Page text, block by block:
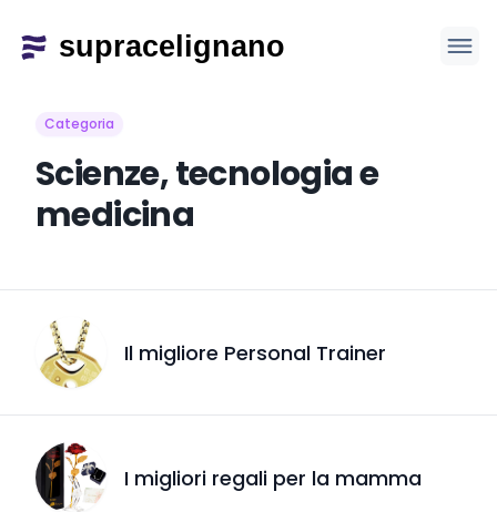
Categoria
Scienze, tecnologia e
medicina
Il migliore Personal Trainer
I migliori regali per la mamma